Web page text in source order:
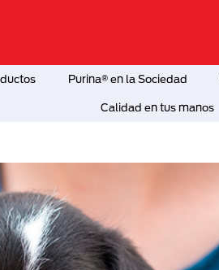
Purina® en la Sociedad
Calidad en tus manos